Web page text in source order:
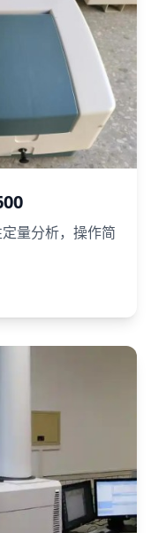
量分析，操作简